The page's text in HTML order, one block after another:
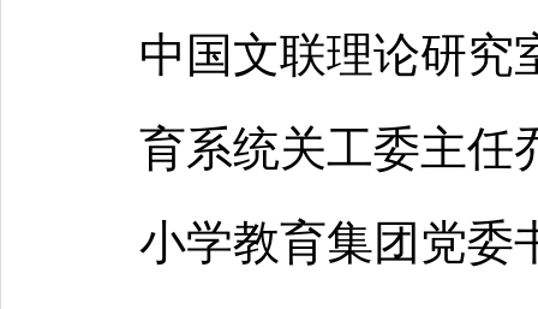
中国文联理论研究
育系统关工委主任
小学教育集团党委